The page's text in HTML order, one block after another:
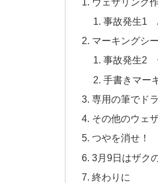
事故発生1
マーキングシ
事故発生2
手書きマー
専用の筆でド
その他のウェ
つやを消せ！
3月9日はザク
終わりに